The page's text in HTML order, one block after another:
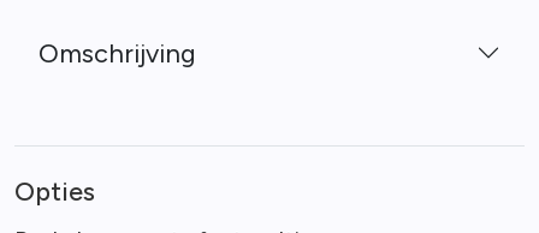
Omschrijving
Opties